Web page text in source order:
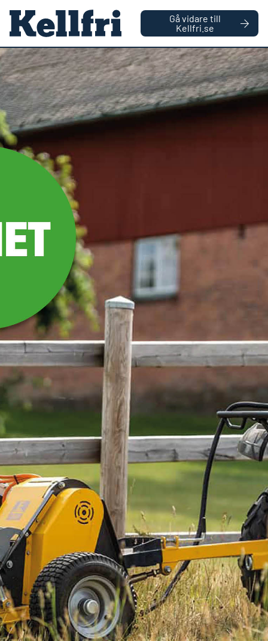
Gå vidare till
Kellfri.se
FÖRETAG | PRIVATPERSON
Antal
Startsida Reservdelar Hjulaxel med nav
HJULAXEL MED NAV
Hjulaxeln passar till Tippvagn ATV TV06PRO.
Läs mer
2 118 kr
Inkl. moms
I lager
- +